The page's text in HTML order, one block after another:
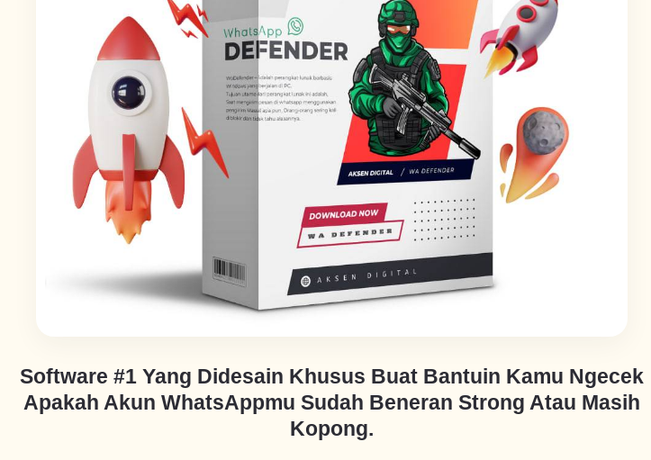
Software #1 Yang Didesain Khusus Buat Bantuin Kamu Ngecek
Apakah Akun WhatsAppmu Sudah Beneran Strong Atau Masih
Kopong.